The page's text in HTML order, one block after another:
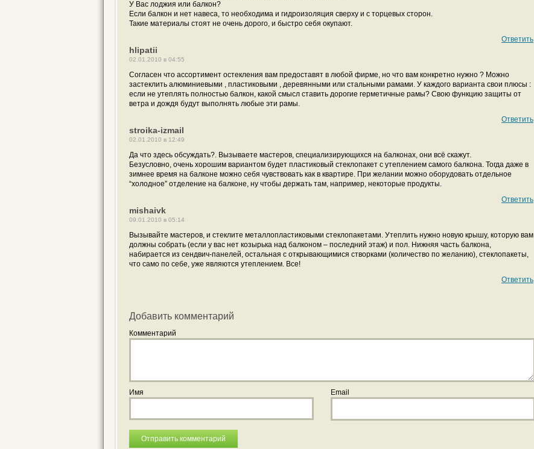
У Вас лоджия или балкон?
Если балкон и нет навеса, то необходима и гидроизоляция сверху и с торцевых сторон.
Такие материалы стоят не очень дорого, и быстро себя окупают.
Ответить
hlipatii
02.01.2010 в 04:55
Согласен что ассортимент остекления вам предоставят в любой фирме, но что вам конкретно нужно ? Можно
застеклить алюминиевыми , пластиковыми , деревянными или стальными рамами. У каждого варианта свои плюсы :
если не утеплять полностью балкон, какой смысл ставить дорогие герметичные рамы? Свою функцию защиты от
ветра и дождя будут выполнять любые эти рамы.
Ответить
stroika-izmail
02.01.2010 в 12:49
Да что здесь обсуждать?. Вызываете мастеров, специализирующихся на балконах, они всё скажут.
Безусловно, очень хорошим вариантом будет пластиковый стеклопакет с утеплением самого балкона. Тогда даже в
зимнее время на балконе можно себя чувствовать как в квартире. При желании можно оборудовать отдельное
“холодное” отделение на балконе, ну чтобы держать там, например, некоторые продукты.
Ответить
mishaivk
09.01.2010 в 05:14
Вызывайте мастеров, и стеклите металлопластиковыми стеклопакетами. Утеплить нужно новую крышу, которую вам
должны собрать (если у вас нет козырька над балконом – последний этаж) и пол. Нижняя часть балкона,
набирается из сендвич-панелей, остальная с открывающимися створками (количество по желанию), стеклопакеты,
что само по себе, уже являются утеплением. Все!
Ответить
Добавить комментарий
Комментарий
Имя Email